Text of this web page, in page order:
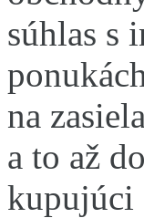
súhlas s
na
a to až
kupujúci